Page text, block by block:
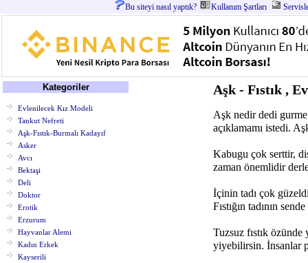
Bu siteyi nasıl yaptık? Kullanım Şartları
Kategoriler
Evlenilecek Kız Modeli
Tankut Nefreti
Aşk-Fıstık-Burmalı Kadayıf
Asker
Avcı
Bektaşi
Deli
Doktor
Erotik
Erzurum
Hayvanlar Alemi
Kadın Erkek
Kayserili
Aşk - Fıstık ,
Aşk nedir dedi gurme
açıklamamı istedi.
Kabugu çok serttir,
zaman önemlidir
İçinin tadı çok
Fıstığın tadının
Tuzsuz fıstık
yiyebilirsin. İnsanlar